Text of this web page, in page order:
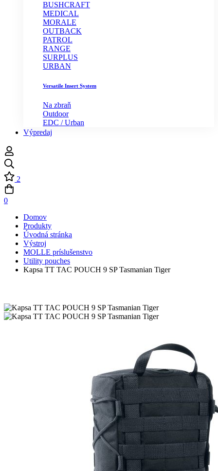
BUSHCRAFT
MEDICAL
MORALE
OUTBACK
PATROL
RANGE
SURPLUS
URBAN
Versatile Insert System
Na zbraň
Outdoor
EDC / Urban
Výpredaj
2
0
Domov
Produkty
Úvodná stránka
Výstroj
MOLLE príslušenstvo
Utility pouches
Kapsa TT TAC POUCH 9 SP Tasmanian Tiger